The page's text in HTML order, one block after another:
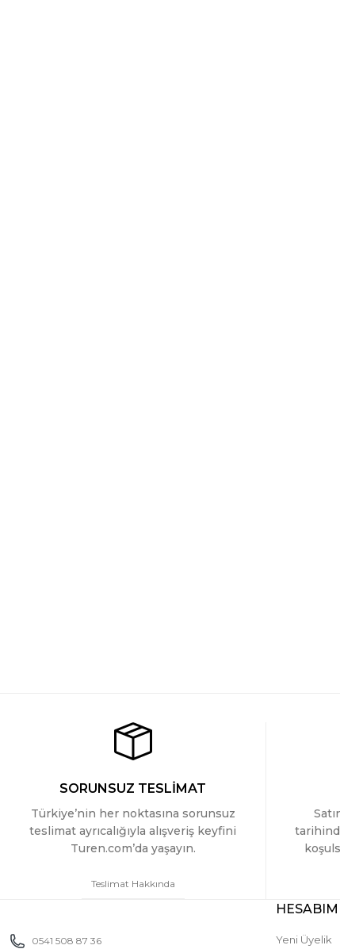
SORUNSUZ TESLİMAT
Türkiye’nin her noktasına sorunsuz
teslimat ayrıcalığıyla alışveriş keyfini
Turen.com’da yaşayın.
Teslimat Hakkında
0541 508 87 36
HESABIM
Yeni Üyelik